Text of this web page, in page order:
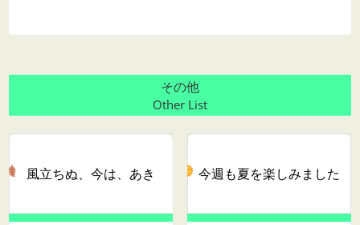
その他
Other List
風立ちぬ、今は、あき 今週も夏を楽しみました